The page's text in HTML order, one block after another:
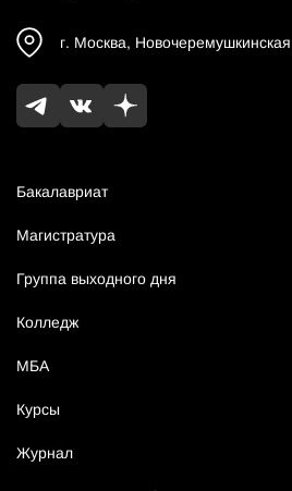
Бакалавриат
Магистратура
Группа выходного дня
Колледж
МБА
Курсы
Журнал
г. Москва,